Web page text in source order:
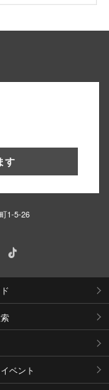
す
1-5-26
ベント